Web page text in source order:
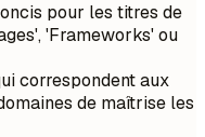
pour les titres de
'Frameworks' ou
correspondent aux
de maîtrise les